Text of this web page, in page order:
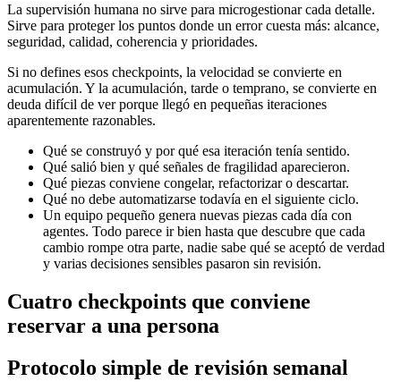
La supervisión humana no sirve para microgestionar cada detalle.
Sirve para proteger los puntos donde un error cuesta más: alcance,
seguridad, calidad, coherencia y prioridades.
Si no defines esos checkpoints, la velocidad se convierte en
acumulación. Y la acumulación, tarde o temprano, se convierte en
deuda difícil de ver porque llegó en pequeñas iteraciones
aparentemente razonables.
Qué se construyó y por qué esa iteración tenía sentido.
Qué salió bien y qué señales de fragilidad aparecieron.
Qué piezas conviene congelar, refactorizar o descartar.
Qué no debe automatizarse todavía en el siguiente ciclo.
Un equipo pequeño genera nuevas piezas cada día con
agentes. Todo parece ir bien hasta que descubre que cada
cambio rompe otra parte, nadie sabe qué se aceptó de verdad
y varias decisiones sensibles pasaron sin revisión.
Cuatro checkpoints que conviene
reservar a una persona
Protocolo simple de revisión semanal